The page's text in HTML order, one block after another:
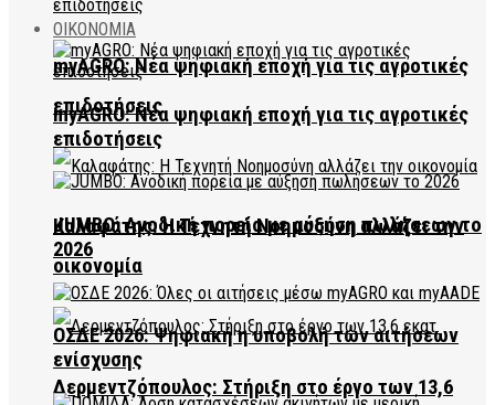
myAGRO: Νέα ψηφιακή εποχή για τις αγροτικές
επιδοτήσεις
Καλαφάτης: Η Τεχνητή Νοημοσύνη αλλάζει την
οικονομία
Δερμεντζόπουλος: Στήριξη στο έργο των 13,6
ΟΙΚΟΝΟΜΙΑ
myAGRO: Νέα ψηφιακή εποχή για τις αγροτικές
επιδοτήσεις
JUMBO: Ανοδική πορεία με αύξηση πωλήσεων το
2026
ΟΣΔΕ 2026: Ψηφιακή η υποβολή των αιτήσεων
ενίσχυσης